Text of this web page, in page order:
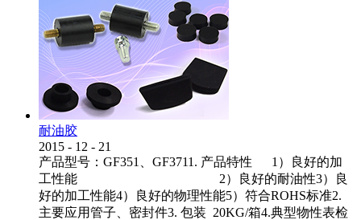
耐油胶
2015 - 12 - 21
产品型号：GF351、GF3711. 产品特性 1）良好的加
工性能 2）良好的耐油性3）良
好的加工性能4）良好的物理性能5）符合ROHS标准2.
主要应用管子、密封件3. 包装 20KG/箱4.典型物性表检